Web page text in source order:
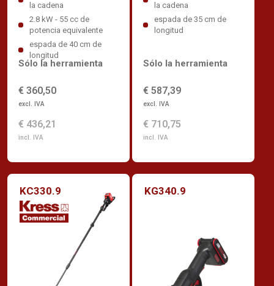
la cadena
2.8 kW - 55 cc de
potencia equivalente
espada de 40 cm de
longitud
€ 360,50
excl. IVA
€ 436,21
incl. IVA
Sólo la herramienta
la cadena
espada de 35 cm de
longitud
€ 587,39
excl. IVA
€ 710,75
incl. IVA
Sólo la herramienta
KC330.9 KG340.9